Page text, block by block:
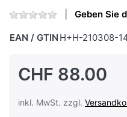
Geben Sie
EAN / GTIN H+H-210308-
CHF 88.00
inkl. MwSt. zzgl.